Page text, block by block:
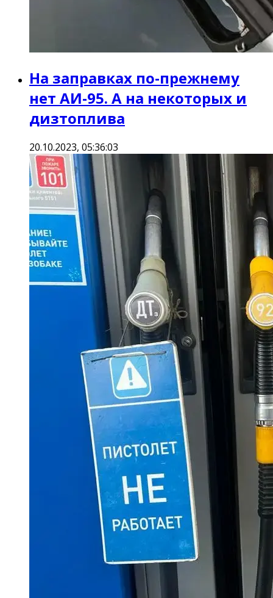
На заправках по-прежнему
нет АИ-95. А на некоторых и
дизтоплива
20.10.2023, 05:36:03